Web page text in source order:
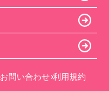
お問い合わせ 利用規約